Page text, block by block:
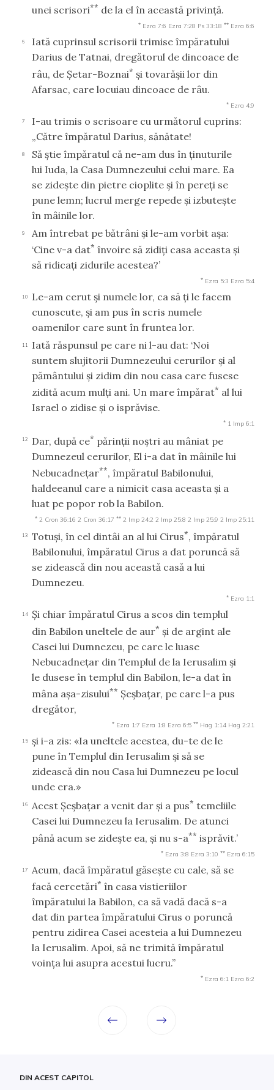
unei scrisori** de la el în această privinţă.
* Ezra 7:6 Ezra 7:28 Ps 33:18 ** Ezra 6:6
6
Iată cuprinsul scrisorii trimise împăratului
Darius de Tatnai, dregătorul de dincoace de
râu, de Şetar-Boznai* şi tovarăşii lor din
Afarsac, care locuiau dincoace de râu.
* Ezra 4:9
7
I-au trimis o scrisoare cu următorul cuprins:
„Către împăratul Darius, sănătate!
8
Să ştie împăratul că ne-am dus în ţinuturile
lui Iuda, la Casa Dumnezeului celui mare. Ea
se zideşte din pietre cioplite şi în pereţi se
pune lemn; lucrul merge repede şi izbuteşte
în mâinile lor.
9
Am întrebat pe bătrâni şi le-am vorbit aşa:
‘Cine v-a dat* învoire să zidiţi casa aceasta şi
să ridicaţi zidurile acestea?’
* Ezra 5:3 Ezra 5:4
10
Le-am cerut şi numele lor, ca să ţi le facem
cunoscute, şi am pus în scris numele
oamenilor care sunt în fruntea lor.
11
Iată răspunsul pe care ni l-au dat: ‘Noi
suntem slujitorii Dumnezeului cerurilor şi al
pământului şi zidim din nou casa care fusese
zidită acum mulţi ani. Un mare împărat* al lui
Israel o zidise şi o isprăvise.
* 1 Imp 6:1
12 Dar, după ce* părinţii noştri au mâniat pe
Dumnezeul cerurilor, El i-a dat în mâinile lui
Nebucadneţar**, împăratul Babilonului,
haldeeanul care a nimicit casa aceasta şi a
luat pe popor rob la Babilon.
* 2 Cron 36:16 2 Cron 36:17 ** 2 Imp 24:2 2 Imp 25:8 2 Imp 25:9 2 Imp 25:11
13 Totuşi, în cel dintâi an al lui Cirus*, împăratul
Babilonului, împăratul Cirus a dat poruncă să
se zidească din nou această casă a lui
Dumnezeu.
* Ezra 1:1
14
Şi chiar împăratul Cirus a scos din templul
din Babilon uneltele de aur* şi de argint ale
Casei lui Dumnezeu, pe care le luase
Nebucadneţar din Templul de la Ierusalim şi
le dusese în templul din Babilon, le-a dat în
mâna aşa-zisului** Şeşbaţar, pe care l-a pus
dregător,
* Ezra 1:7 Ezra 1:8 Ezra 6:5 ** Hag 1:14 Hag 2:21
15 şi i-a zis: «Ia uneltele acestea, du-te de le
pune în Templul din Ierusalim şi să se
zidească din nou Casa lui Dumnezeu pe locul
unde era.»
16 Acest Şeşbaţar a venit dar şi a pus* temeliile
Casei lui Dumnezeu la Ierusalim. De atunci
până acum se zideşte ea, şi nu s-a** isprăvit.’
* Ezra 3:8 Ezra 3:10 ** Ezra 6:15
17
Acum, dacă împăratul găseşte cu cale, să se
facă cercetări* în casa vistieriilor
împăratului la Babilon, ca să vadă dacă s-a
dat din partea împăratului Cirus o poruncă
pentru zidirea Casei acesteia a lui Dumnezeu
la Ierusalim. Apoi, să ne trimită împăratul
voinţa lui asupra acestui lucru.”
* Ezra 6:1 Ezra 6:2
DIN ACEST CAPITOL